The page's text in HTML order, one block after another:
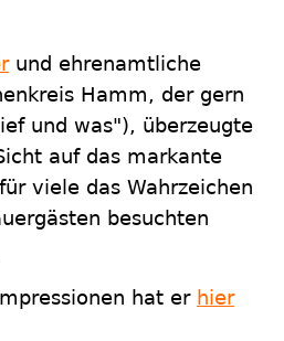
und ehrenamtliche
Hamm, der gern
und was"), überzeugte
auf das markante
viele das Wahrzeichen
besuchten
hat er hier